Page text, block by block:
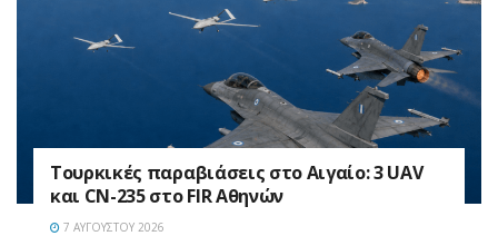
Τουρκικές παραβιάσεις στο Αιγαίο: 3 UAV
και CN-235 στο FIR Αθηνών
7 ΑΥΓΟΎΣΤΟΥ 2026